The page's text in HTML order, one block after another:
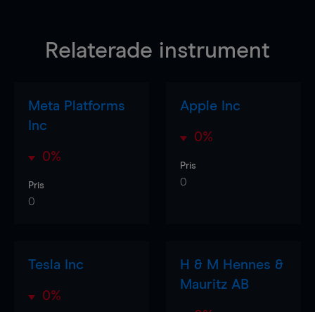
Relaterade instrument
Meta Platforms
Inc
0%
Pris
0
Apple Inc
0%
Pris
0
Tesla Inc
0%
H & M Hennes &
Mauritz AB